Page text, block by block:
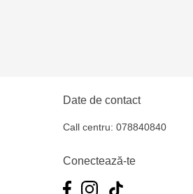
Date de contact
Call centru: 078840840
Conectează-te